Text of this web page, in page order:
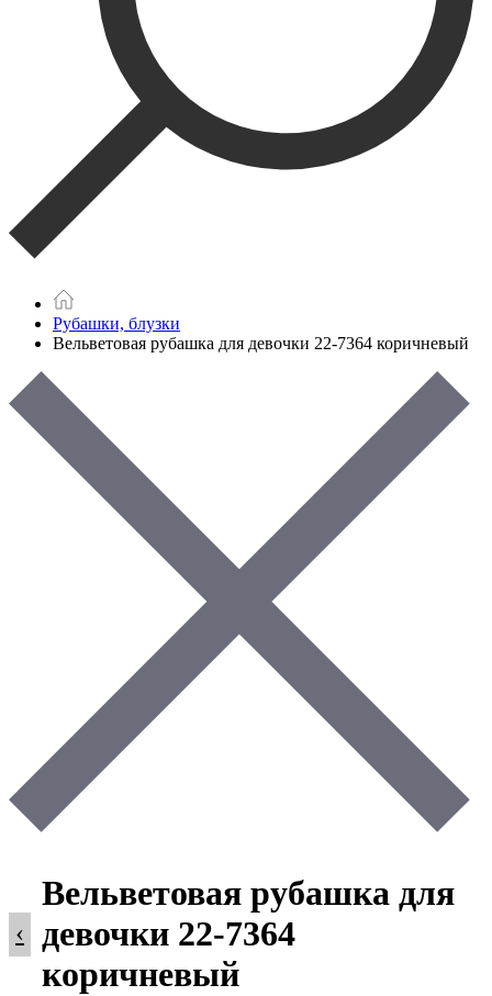
Рубашки, блузки
Вельветовая рубашка для девочки 22-7364 коричневый
‹
Вельветовая рубашка для
девочки 22-7364
коричневый